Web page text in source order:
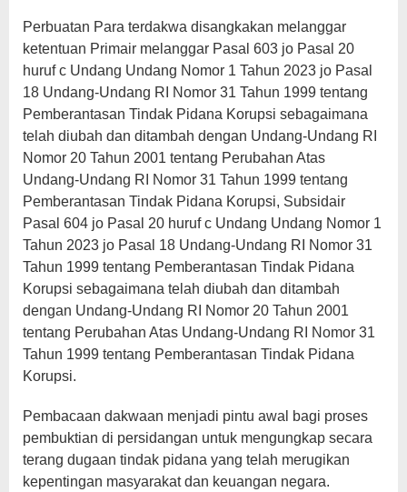
Perbuatan Para terdakwa disangkakan melanggar
ketentuan Primair melanggar Pasal 603 jo Pasal 20
huruf c Undang Undang Nomor 1 Tahun 2023 jo Pasal
18 Undang-Undang RI Nomor 31 Tahun 1999 tentang
Pemberantasan Tindak Pidana Korupsi sebagaimana
telah diubah dan ditambah dengan Undang-Undang RI
Nomor 20 Tahun 2001 tentang Perubahan Atas
Undang-Undang RI Nomor 31 Tahun 1999 tentang
Pemberantasan Tindak Pidana Korupsi, Subsidair
Pasal 604 jo Pasal 20 huruf c Undang Undang Nomor 1
Tahun 2023 jo Pasal 18 Undang-Undang RI Nomor 31
Tahun 1999 tentang Pemberantasan Tindak Pidana
Korupsi sebagaimana telah diubah dan ditambah
dengan Undang-Undang RI Nomor 20 Tahun 2001
tentang Perubahan Atas Undang-Undang RI Nomor 31
Tahun 1999 tentang Pemberantasan Tindak Pidana
Korupsi.
Pembacaan dakwaan menjadi pintu awal bagi proses
pembuktian di persidangan untuk mengungkap secara
terang dugaan tindak pidana yang telah merugikan
kepentingan masyarakat dan keuangan negara.